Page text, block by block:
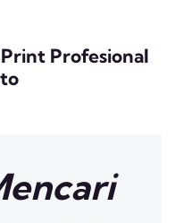
Profesional